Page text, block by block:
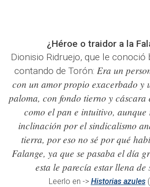
¿Héroe o traidor a la
Dionisio Ridruejo, que le conoció
contando de Torón: Era un
con un amor propio exacerbado y
paloma, con fondo tierno y cáscara
como el pan e intuitivo, aunque
inclinación por el sindicalismo
tierra, por eso no sé por qué
Falange, ya que se pasaba el día
esta le parecía estar llena de
Leerlo en -> Historias azules